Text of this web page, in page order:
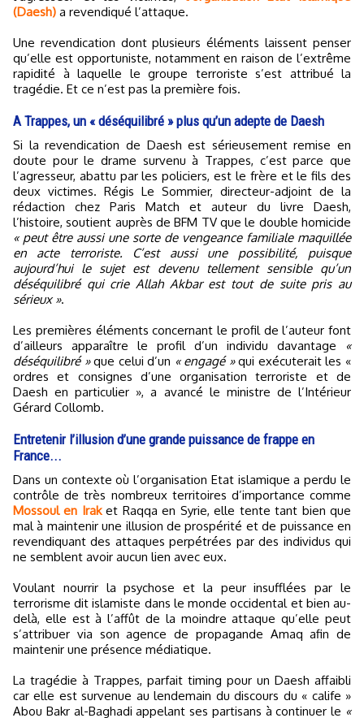
(Daesh) a revendiqué l’attaque.
Une revendication dont plusieurs éléments laissent penser
qu’elle est opportuniste, notamment en raison de l’extrême
rapidité à laquelle le groupe terroriste s’est attribué la
tragédie. Et ce n’est pas la première fois.
A Trappes, un « déséquilibré » plus qu’un adepte de Daesh
Si la revendication de Daesh est sérieusement remise en
doute pour le drame survenu à Trappes, c’est parce que
l’agresseur, abattu par les policiers, est le frère et le fils des
deux victimes. Régis Le Sommier, directeur-adjoint de la
rédaction chez Paris Match et auteur du livre Daesh,
l’histoire, soutient auprès de BFM TV que le double homicide
« peut être aussi une sorte de vengeance familiale maquillée
en acte terroriste. C’est aussi une possibilité, puisque
aujourd’hui le sujet est devenu tellement sensible qu’un
déséquilibré qui crie Allah Akbar est tout de suite pris au
sérieux ».
Les premières éléments concernant le profil de l’auteur font
d’ailleurs apparaître le profil d’un individu davantage
«
déséquilibré »que celui d’un « engagé »qui exécuterait les «
ordres et consignes d’une organisation terroriste et de
Daesh en particulier », a avancé le ministre de l’Intérieur
Gérard Collomb.
Entretenir l’illusion d’une grande puissance de frappe en
France...
Dans un contexte où l’organisation Etat islamique a perdu le
contrôle de très nombreux territoires d’importance comme
Mossoul en Iraket Raqqa en Syrie, elle tente tant bien que
mal à maintenir une illusion de prospérité et de puissance en
revendiquant des attaques perpétrées par des individus qui
ne semblent avoir aucun lien avec eux.
Voulant nourrir la psychose et la peur insufflées par le
terrorisme dit islamiste dans le monde occidental et bien au-
delà, elle est à l’affût de la moindre attaque qu’elle peut
s’attribuer via son agence de propagande Amaq afin de
maintenir une présence médiatique.
La tragédie à Trappes, parfait timing pour un Daesh affaibli
car elle est survenue au lendemain du discours du « calife »
Abou Bakr al-Baghadi appelant ses partisans à continuer le «